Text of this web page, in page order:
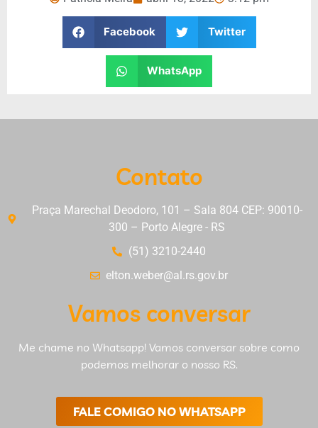
Facebook Twitter
WhatsApp
Contato
Praça Marechal Deodoro, 101 – Sala 804 CEP: 90010-
300 – Porto Alegre - RS
(51) 3210-2440
elton.weber@al.rs.gov.br
Vamos conversar
Me chame no Whatsapp! Vamos conversar sobre como
podemos melhorar o nosso RS.
FALE COMIGO NO WHATSAPP